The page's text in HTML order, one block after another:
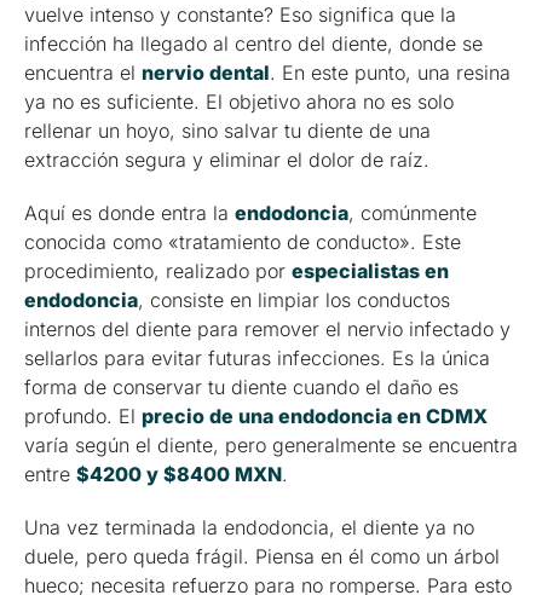
vuelve intenso y constante? Eso significa que la
infección ha llegado al centro del diente, donde se
encuentra el nervio dental. En este punto, una resina
ya no es suficiente. El objetivo ahora no es solo
rellenar un hoyo, sino salvar tu diente de una
extracción segura y eliminar el dolor de raíz.
Aquí es donde entra la endodoncia, comúnmente
conocida como «tratamiento de conducto». Este
procedimiento, realizado por especialistas en
endodoncia, consiste en limpiar los conductos
internos del diente para remover el nervio infectado y
sellarlos para evitar futuras infecciones. Es la única
forma de conservar tu diente cuando el daño es
profundo. El precio de una endodoncia en CDMX
varía según el diente, pero generalmente se encuentra
entre $4200 y $8400 MXN.
Una vez terminada la endodoncia, el diente ya no
duele, pero queda frágil. Piensa en él como un árbol
hueco; necesita refuerzo para no romperse. Para esto